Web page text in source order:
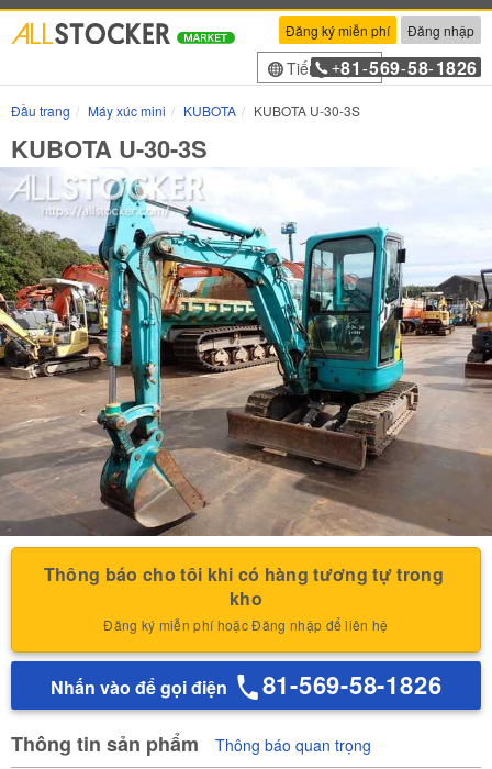
Đăng ký miễn phí Đăng nhập
Tiếng Việt
+81 -569-58-1826
Đầu trang Máy xúc mini KUBOTA KUBOTA U-30-3S
KUBOTA U-30-3S
Thông báo cho tôi khi có hàng tương tự trong
kho
Đăng ký miễn phí hoặc Đăng nhập để liên hệ
Nhấn vào để gọi điện 81-569-58-1826
Thông tin sản phẩm Thông báo quan trọng